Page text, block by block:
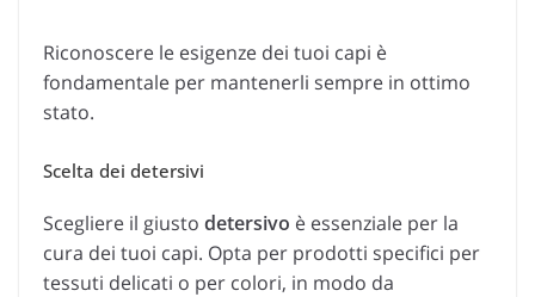
Riconoscere le esigenze dei tuoi capi è
fondamentale per mantenerli sempre in ottimo
stato.
Scelta dei detersivi
Scegliere il giusto detersivo è essenziale per la
cura dei tuoi capi. Opta per prodotti specifici per
tessuti delicati o per colori, in modo da